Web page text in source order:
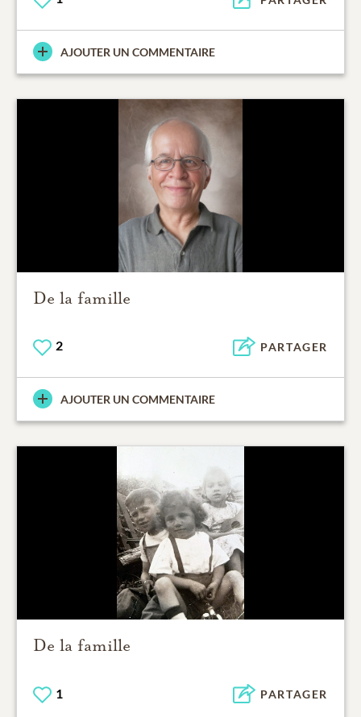
AJOUTER UN COMMENTAIRE
De la famille
2 PARTAGER
AJOUTER UN COMMENTAIRE
De la famille
1 PARTAGER